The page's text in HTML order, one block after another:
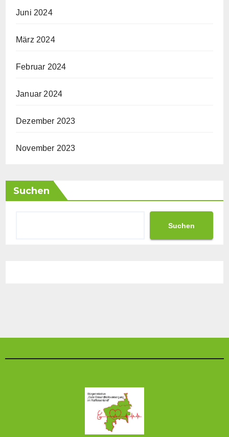
Juni 2024
März 2024
Februar 2024
Januar 2024
Dezember 2023
November 2023
Suchen
Suchen